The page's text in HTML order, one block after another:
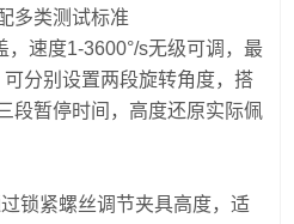
多类测试标准
，速度1-3600°/s无级可调，最
分别设置两段旋转角度，搭
段暂停时间，高度还原实际佩
锁紧螺丝调节夹具高度，适